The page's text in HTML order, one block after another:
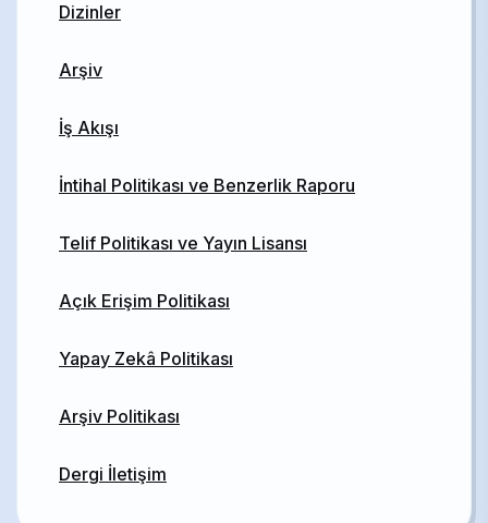
Dizinler
Arşiv
İş Akışı
İntihal Politikası ve Benzerlik Raporu
Telif Politikası ve Yayın Lisansı
Açık Erişim Politikası
Yapay Zekâ Politikası
Arşiv Politikası
Dergi İletişim